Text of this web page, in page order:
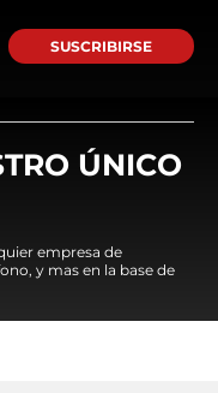
SUSCRIBIRSE
ÚNICO
empresa de
y mas en la base de